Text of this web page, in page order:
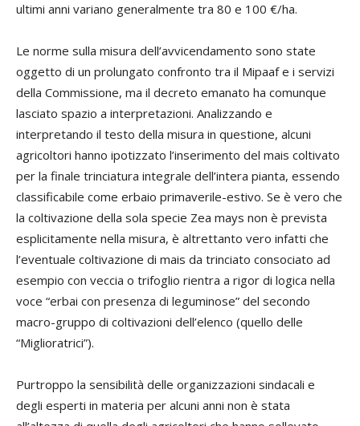
ultimi anni variano generalmente tra 80 e 100 €/ha.
Le norme sulla misura dell’avvicendamento sono state
oggetto di un prolungato confronto tra il Mipaaf e i servizi
della Commissione, ma il decreto emanato ha comunque
lasciato spazio a interpretazioni. Analizzando e
interpretando il testo della misura in questione, alcuni
agricoltori hanno ipotizzato l’inserimento del mais coltivato
per la finale trinciatura integrale dell’intera pianta, essendo
classificabile come erbaio primaverile-estivo. Se è vero che
la coltivazione della sola specie Zea mays non è prevista
esplicitamente nella misura, è altrettanto vero infatti che
l’eventuale coltivazione di mais da trinciato consociato ad
esempio con veccia o trifoglio rientra a rigor di logica nella
voce “erbai con presenza di leguminose” del secondo
macro-gruppo di coltivazioni dell’elenco (quello delle
“Miglioratrici”).
Purtroppo la sensibilità delle organizzazioni sindacali e
degli esperti in materia per alcuni anni non è stata